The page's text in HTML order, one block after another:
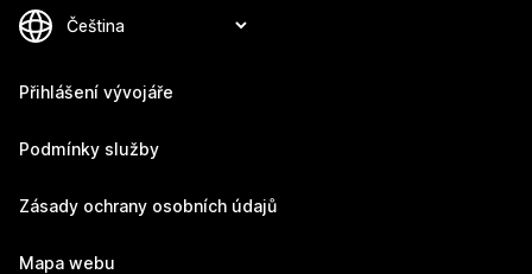
Přihlášení vývojáře
Podmínky služby
Zásady ochrany osobních údajů
Mapa webu